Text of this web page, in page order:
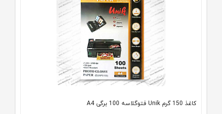
کاغذ 150 گرم Unik فتوگلاسه 100 برگی A4